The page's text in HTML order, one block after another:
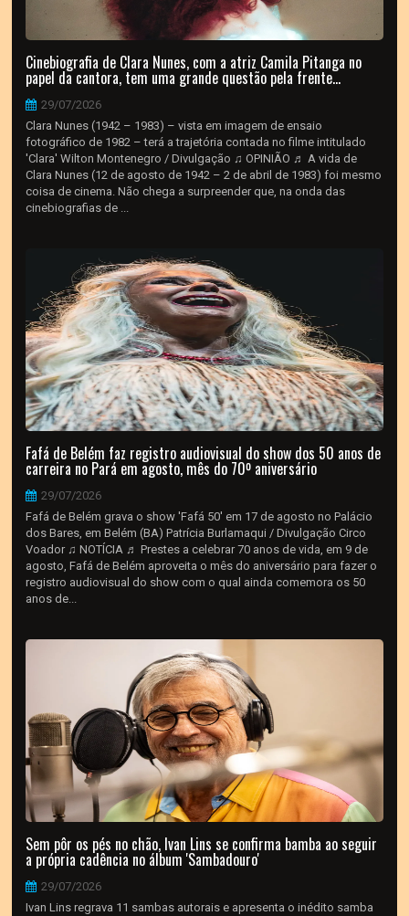
Cinebiografia de Clara Nunes, com a atriz Camila Pitanga no
papel da cantora, tem uma grande questão pela frente...
29/07/2026
Clara Nunes (1942 – 1983) – vista em imagem de ensaio
fotográfico de 1982 – terá a trajetória contada no filme intitulado
'Clara' Wilton Montenegro / Divulgação ♫ OPINIÃO ♬ A vida de
Clara Nunes (12 de agosto de 1942 – 2 de abril de 1983) foi mesmo
coisa de cinema. Não chega a surpreender que, na onda das
cinebiografias de ...
Fafá de Belém faz registro audiovisual do show dos 50 anos de
carreira no Pará em agosto, mês do 70º aniversário
29/07/2026
Fafá de Belém grava o show 'Fafá 50' em 17 de agosto no Palácio
dos Bares, em Belém (BA) Patrícia Burlamaqui / Divulgação Circo
Voador ♫ NOTÍCIA ♬ Prestes a celebrar 70 anos de vida, em 9 de
agosto, Fafá de Belém aproveita o mês do aniversário para fazer o
registro audiovisual do show com o qual ainda comemora os 50
anos de...
Sem pôr os pés no chão, Ivan Lins se confirma bamba ao seguir
a própria cadência no álbum 'Sambadouro'
29/07/2026
Ivan Lins regrava 11 sambas autorais e apresenta o inédito samba